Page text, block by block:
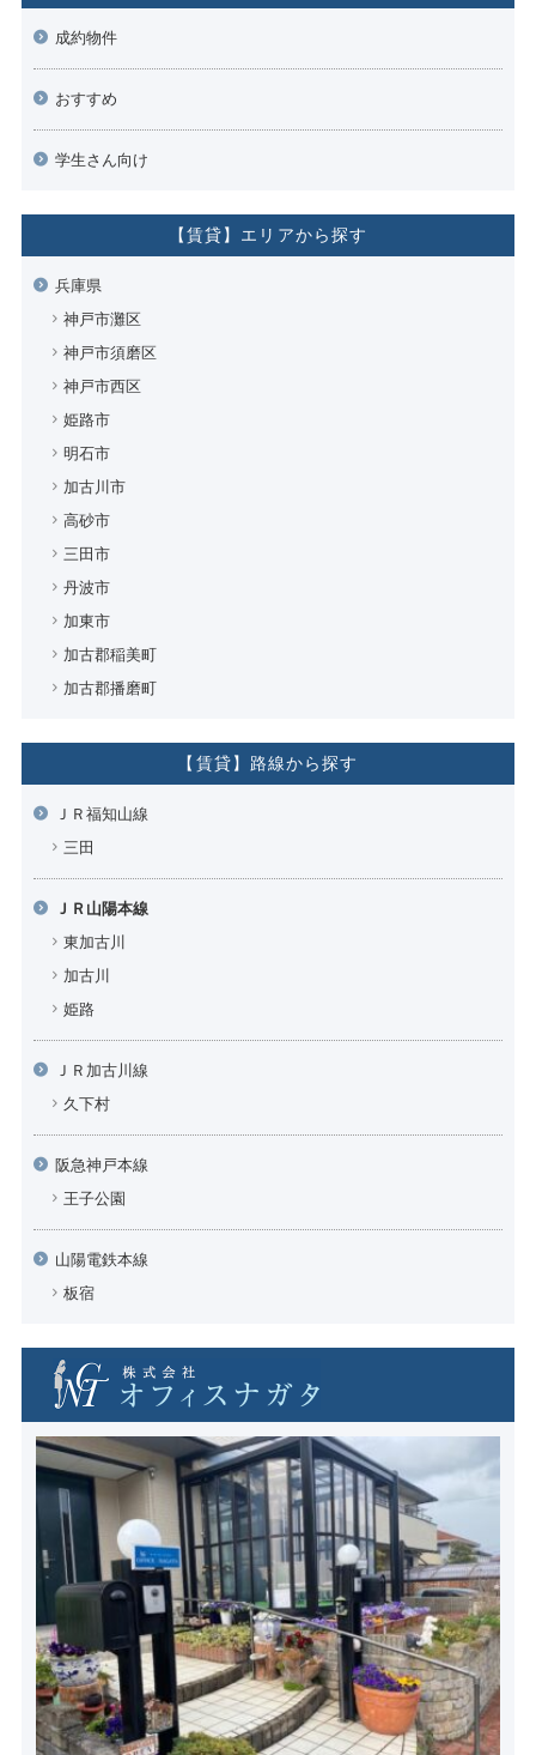
成約物件
おすすめ
学生さん向け
【賃貸】エリアから探す
兵庫県
神戸市灘区
神戸市須磨区
神戸市西区
姫路市
明石市
加古川市
高砂市
三田市
丹波市
加東市
加古郡稲美町
加古郡播磨町
【賃貸】路線から探す
ＪＲ福知山線
三田
ＪＲ山陽本線
東加古川
加古川
姫路
ＪＲ加古川線
久下村
阪急神戸本線
王子公園
山陽電鉄本線
板宿